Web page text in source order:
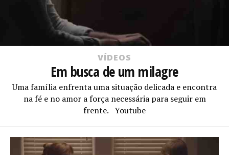
VÍDEOS
Em busca de um milagre
Uma família enfrenta uma situação delicada e encontra
na fé e no amor a força necessária para seguir em
frente. Youtube